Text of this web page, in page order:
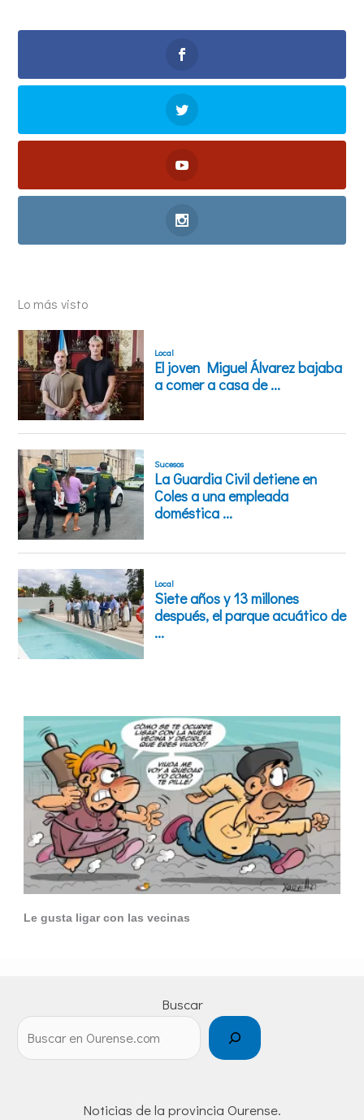
Lo más visto
Le gusta ligar con las vecinas
Buscar
Noticias de la provincia Ourense.